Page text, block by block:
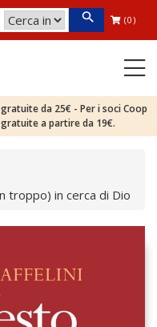
(0)
da 25€ - Per i soci Coop
a partire da 19€.
troppo) in cerca di Dio